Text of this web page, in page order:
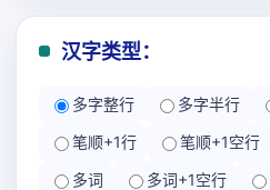
汉字类型：
多字整行 多字半行
笔顺+1行
笔顺+1空行
多词
多词+1空行